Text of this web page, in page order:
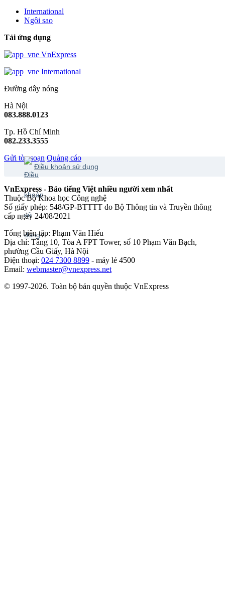
International
Ngôi sao
Tải ứng dụng
VnExpress
International
Đường dây nóng
Hà Nội
083.888.0123
Tp. Hồ Chí Minh
082.233.3555
Gửi tòa soạn Quảng cáo
Điều khoản sử dụng
VnExpress - Báo tiếng Việt nhiều người xem nhất
Thuộc Bộ Khoa học Công nghệ
Số giấy phép: 548/GP-BTTTT do Bộ Thông tin và Truyền thông
cấp ngày 24/08/2021
Tổng biên tập: Phạm Văn Hiếu
Địa chỉ: Tầng 10, Tòa A FPT Tower, số 10 Phạm Văn Bạch,
phường Cầu Giấy, Hà Nội
Điện thoại: 024 7300 8899 - máy lẻ 4500
Email: webmaster@vnexpress.net
© 1997-2026. Toàn bộ bản quyền thuộc VnExpress